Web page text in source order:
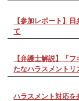
【参加レポート】
て
【弁護士解説】「
たなハラスメントリ
ハラスメント対応を